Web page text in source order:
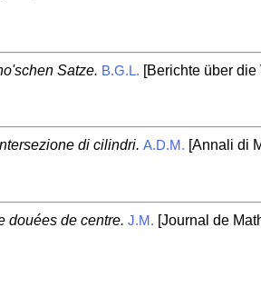
Satze. B.G.L. [Berichte über
di cilindri. A.D.M. [Annali di
douées de centre. J.M. [Journal de